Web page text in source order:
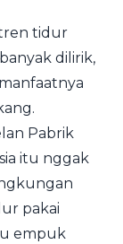
tidur
dilirik,
Pabrik
itu nggak
pakai
empuk